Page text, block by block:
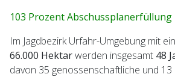
103 Prozent Abschussplanerfüllung
Im Jagdbezirk Urfahr-Umgebung mit
66.000 Hektarwerden insgesamt 48
davon 35 genossenschaftliche und 13